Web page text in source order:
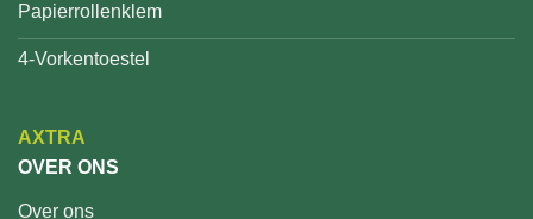
Papierrollenklem
4-Vorkentoestel
AXTRA
OVER ONS
Over ons